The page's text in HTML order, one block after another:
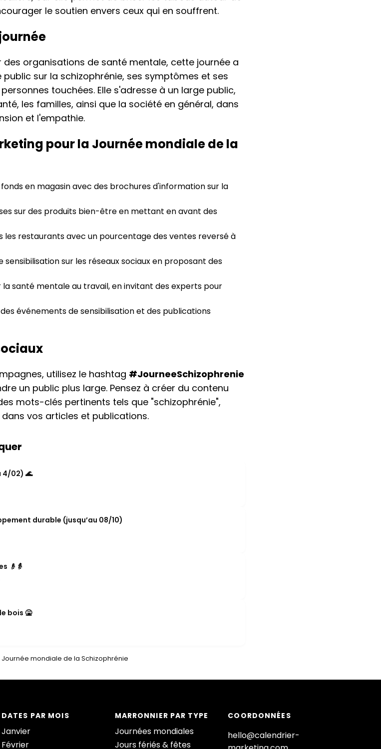
le soutien envers ceux qui en souffrent.
organisations de santé mentale, cette journée a
sur la schizophrénie, ses symptômes et ses
touchées. Elle s'adresse à un large public,
les familles, ainsi que la société en général, dans
et l'empathie.
pour la Journée mondiale de la
en magasin avec des brochures d'information sur la
sur des produits bien-être en mettant en avant des
les restaurants avec un pourcentage des ventes reversé à
sensibilisation sur les réseaux sociaux en proposant des
la santé mentale au travail, en invitant des experts pour
événements de sensibilisation et des publications
utilisez le hashtag #JourneeSchizophrenie
un public plus large. Pensez à créer du contenu
mots-clés pertinents tels que "schizophrénie",
vos articles et publications.
4/02) 🌊
durable (jusqu’au 08/10)
👴👵
bois 🤮
mondiale de la Schizophrénie
DATES PAR MOIS
Janvier
Février
MARRONNIER PAR TYPE
Journées mondiales
Jours fériés & fêtes
COORDONNÉES
hello@calendrier-